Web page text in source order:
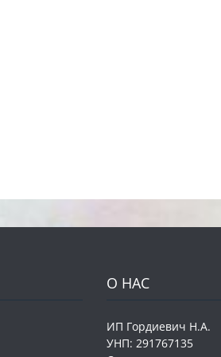
О НАС
ИП Гордиевич Н.А.
УНП: 291767135